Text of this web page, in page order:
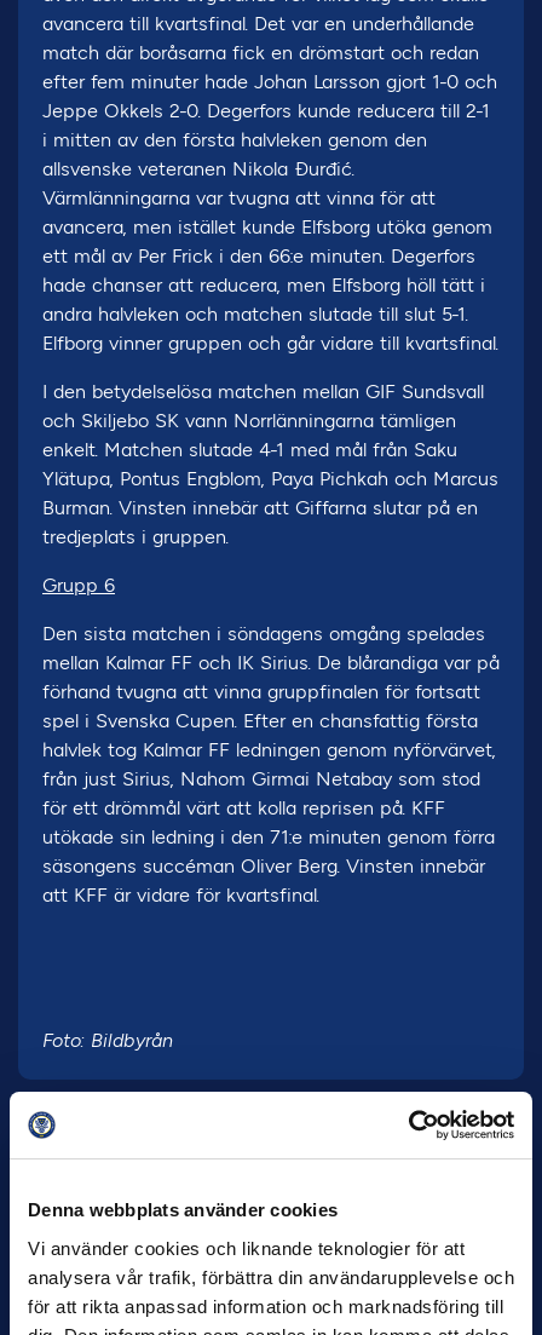
Denna webbplats använder cookies
Vi använder cookies och liknande teknologier för att
analysera vår trafik, förbättra din användarupplevelse och
för att rikta anpassad information och marknadsföring till
avancera till kvartsfinal. Det var en underhållande
match där boråsarna fick en drömstart och redan
efter fem minuter hade Johan Larsson gjort 1-0 och
Jeppe Okkels 2-0. Degerfors kunde reducera till 2-1
i mitten av den första halvleken genom den
allsvenske veteranen Nikola Đurđić.
Värmlänningarna var tvugna att vinna för att
avancera, men istället kunde Elfsborg utöka genom
ett mål av Per Frick i den 66:e minuten. Degerfors
hade chanser att reducera, men Elfsborg höll tätt i
andra halvleken och matchen slutade till slut 5-1.
Elfborg vinner gruppen och går vidare till kvartsfinal.
I den betydelselösa matchen mellan GIF Sundsvall
och Skiljebo SK vann Norrlänningarna tämligen
enkelt. Matchen slutade 4-1 med mål från Saku
Ylätupa, Pontus Engblom, Paya Pichkah och Marcus
Burman. Vinsten innebär att Giffarna slutar på en
tredjeplats i gruppen.
Grupp 6
Den sista matchen i söndagens omgång spelades
mellan Kalmar FF och IK Sirius. De blårandiga var på
förhand tvugna att vinna gruppfinalen för fortsatt
spel i Svenska Cupen. Efter en chansfattig första
halvlek tog Kalmar FF ledningen genom nyförvärvet,
från just Sirius, Nahom Girmai Netabay som stod
för ett drömmål värt att kolla reprisen på. KFF
utökade sin ledning i den 71:e minuten genom förra
säsongens succéman Oliver Berg. Vinsten innebär
att KFF är vidare för kvartsfinal.
Foto: Bildbyrån
27 JULI